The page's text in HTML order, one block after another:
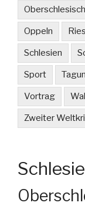
Oppeln
Schlesien
Sport
Vortrag
Zweiter